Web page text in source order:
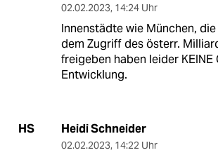
02.02.2023, 14:24 Uhr
Innenstädte wie München,
dem Zugriff des österr.
freigeben haben leider KEINE
Entwicklung.
HS Heidi Schneider
02.02.2023, 14:22 Uhr